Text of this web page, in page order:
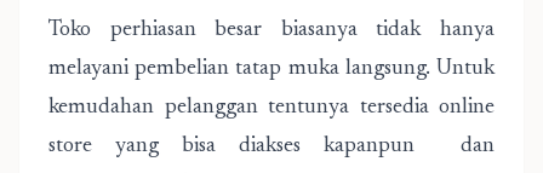
Toko perhiasan besar biasanya tidak hanya
melayani pembelian tatap muka langsung. Untuk
kemudahan pelanggan tentunya tersedia online
store yang bisa diakses kapanpun dan